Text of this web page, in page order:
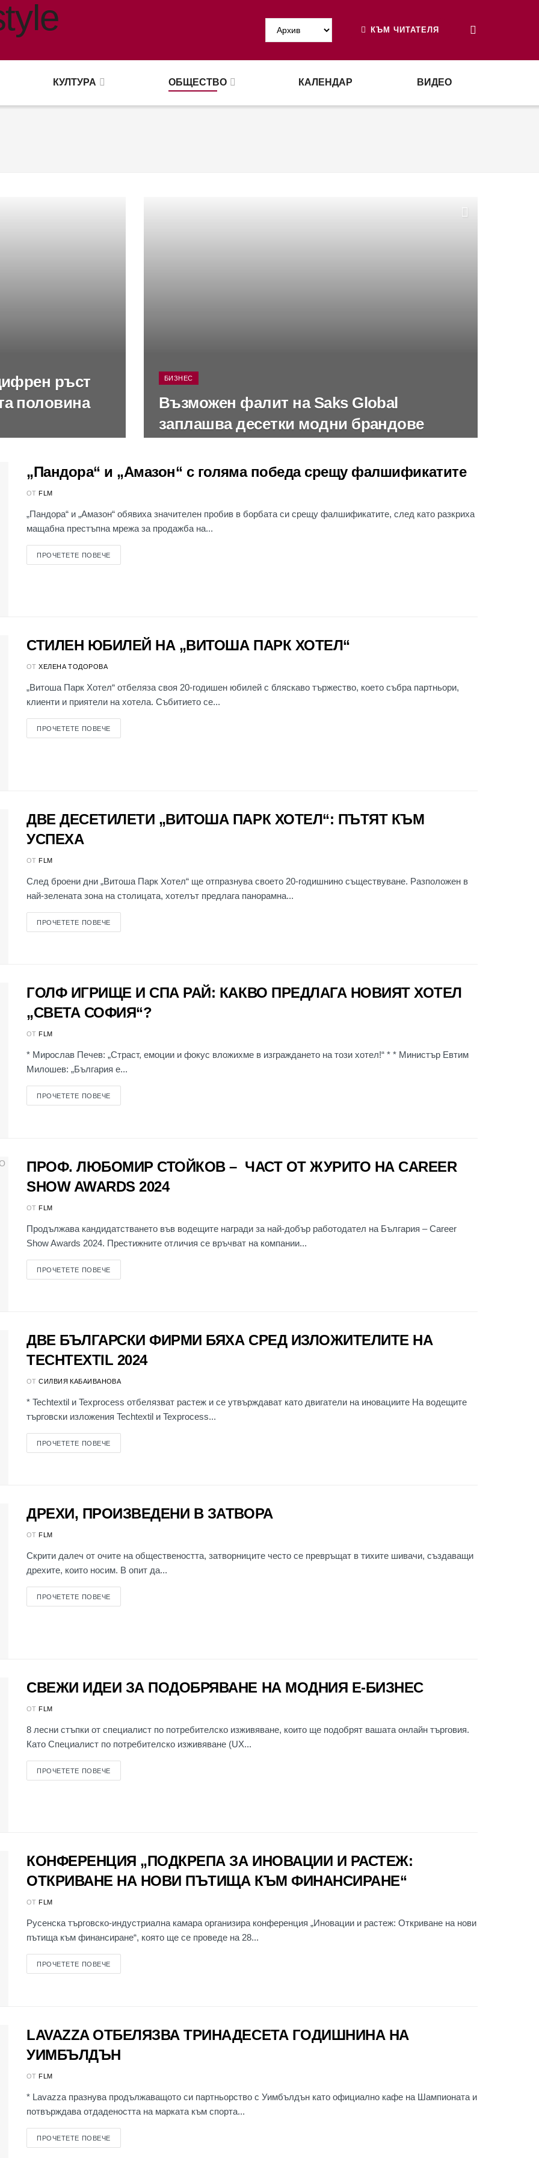
КЪМ ЧИТАТЕЛЯ
КУЛТУРА ОБЩЕСТВО КАЛЕНДАР ВИДЕО
ръст
половина
БИЗНЕС
Възможен фалит на Saks Global
заплашва десетки модни брандове
„Пандора“ и „Амазон“ с голяма победа срещу фалшификатите
ОТ FLM
„Пандора“ и „Амазон“ обявиха значителен пробив в борбата си срещу фалшификатите, след като разкриха
мащабна престъпна мрежа за продажба на...
ПРОЧЕТЕТЕ ПОВЕЧЕ
СТИЛЕН ЮБИЛЕЙ НА „ВИТОША ПАРК ХОТЕЛ“
ОТ ХЕЛЕНА ТОДОРОВА
„Витоша Парк Хотел“ отбеляза своя 20-годишен юбилей с бляскаво тържество, което събра партньори,
клиенти и приятели на хотела. Събитието се...
ПРОЧЕТЕТЕ ПОВЕЧЕ
ДВЕ ДЕСЕТИЛЕТИ „ВИТОША ПАРК ХОТЕЛ“: ПЪТЯТ КЪМ
УСПЕХА
ОТ FLM
След броени дни „Витоша Парк Хотел“ ще отпразнува своето 20-годишнино съществуване. Разположен в
най-зелената зона на столицата, хотелът предлага панорамна...
ПРОЧЕТЕТЕ ПОВЕЧЕ
ГОЛФ ИГРИЩЕ И СПА РАЙ: КАКВО ПРЕДЛАГА НОВИЯТ ХОТЕЛ
„СВЕТА СОФИЯ“?
ОТ FLM
* Мирослав Печев: „Страст, емоции и фокус вложихме в изграждането на този хотел!“ * * Министър Евтим
Милошев: „България е...
ПРОЧЕТЕТЕ ПОВЕЧЕ
ПРОФ. ЛЮБОМИР СТОЙКОВ – ЧАСТ ОТ ЖУРИТО НА CAREER
SHOW AWARDS 2024
ОТ FLM
Продължава кандидатстването във водещите награди за най-добър работодател на България – Career
Show Awards 2024. Престижните отличия се връчват на компании...
ПРОЧЕТЕТЕ ПОВЕЧЕ
ДВЕ БЪЛГАРСКИ ФИРМИ БЯХА СРЕД ИЗЛОЖИТЕЛИТЕ НА
TECHTEXTIL 2024
ОТ СИЛВИЯ КАБАИВАНОВА
* Techtextil и Texprocess отбелязват растеж и се утвърждават като двигатели на иновациите На водещите
търговски изложения Techtextil и Texprocess...
ПРОЧЕТЕТЕ ПОВЕЧЕ
ДРЕХИ, ПРОИЗВЕДЕНИ В ЗАТВОРА
ОТ FLM
Скрити далеч от очите на обществеността, затворниците често се превръщат в тихите шивачи, създаващи
дрехите, които носим. В опит да...
ПРОЧЕТЕТЕ ПОВЕЧЕ
СВЕЖИ ИДЕИ ЗА ПОДОБРЯВАНЕ НА МОДНИЯ Е-БИЗНЕС
ОТ FLM
8 лесни стъпки от специалист по потребителско изживяване, които ще подобрят вашата онлайн търговия.
Като Специалист по потребителско изживяване (UX...
ПРОЧЕТЕТЕ ПОВЕЧЕ
КОНФЕРЕНЦИЯ „ПОДКРЕПА ЗА ИНОВАЦИИ И РАСТЕЖ:
ОТКРИВАНЕ НА НОВИ ПЪТИЩА КЪМ ФИНАНСИРАНЕ“
ОТ FLM
Русенска търговско-индустриална камара организира конференция „Иновации и растеж: Откриване на нови
пътища към финансиране“, която ще се проведе на 28...
ПРОЧЕТЕТЕ ПОВЕЧЕ
LAVAZZA ОТБЕЛЯЗВА ТРИНАДЕСЕТА ГОДИШНИНА НА
УИМБЪЛДЪН
ОТ FLM
* Lavazza празнува продължаващото си партньорство с Уимбълдън като официално кафе на Шампионата и
потвърждава отдадеността на марката към спорта...
ПРОЧЕТЕТЕ ПОВЕЧЕ